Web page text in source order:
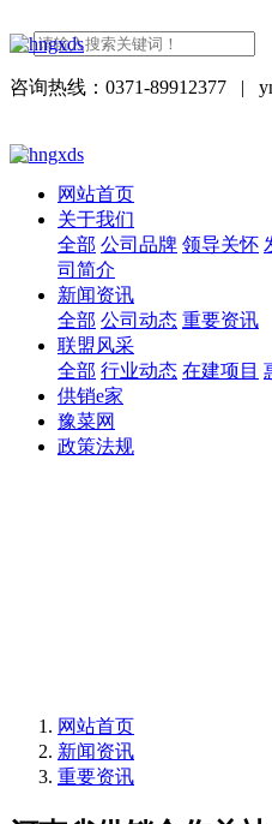
咨询热线：0371-89912377 |
网站首页
关于我们
全部 公司品牌 领导关怀
司简介
新闻资讯
全部 公司动态 重要资讯
联盟风采
全部 行业动态 在建项目
供销e家
豫菜网
政策法规
网站首页
新闻资讯
重要资讯